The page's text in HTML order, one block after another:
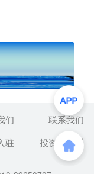
们
联系我们
驻 投资者关系